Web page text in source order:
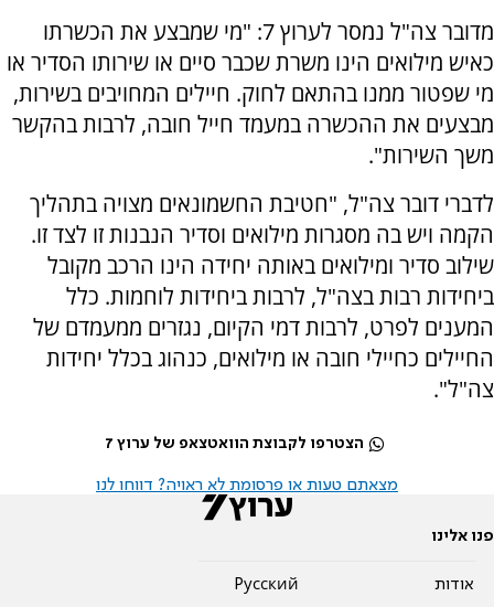
מדובר צה"ל נמסר לערוץ 7: "מי שמבצע את הכשרתו
כאיש מילואים הינו משרת שכבר סיים או שירותו הסדיר או
מי שפטור ממנו בהתאם לחוק. חיילים המחויבים בשירות,
מבצעים את ההכשרה במעמד חייל חובה, לרבות בהקשר
משך השירות".
לדברי דובר צה"ל, "חטיבת החשמונאים מצויה בתהליך
הקמה ויש בה מסגרות מילואים וסדיר הנבנות זו לצד זו.
שילוב סדיר ומילואים באותה יחידה הינו הרכב מקובל
ביחידות רבות בצה"ל, לרבות ביחידות לוחמות. כלל
המענים לפרט, לרבות דמי הקיום, נגזרים ממעמדם של
החיילים כחיילי חובה או מילואים, כנהוג בכלל יחידות
צה"ל".
הצטרפו לקבוצת הוואטצאפ של ערוץ 7
מצאתם טעות או פרסומת לא ראויה? דווחו לנו
פנו אלינו
אודות
Pусский